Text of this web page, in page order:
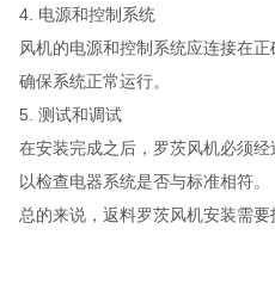
4. 电源和控制系统
风机的电源和控制系统应连接在
确保系统正常运行。
5. 测试和调试
在安装完成之后，罗茨风机必须
以检查电器系统是否与标准相符。
总的来说，返料罗茨风机安装需